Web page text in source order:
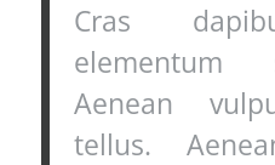
Cras
elementum
Aenean
tellus.